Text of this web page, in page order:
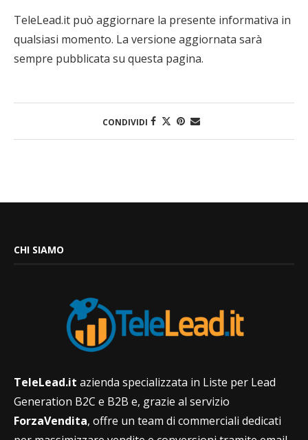
TeleLead.it può aggiornare la presente informativa in
qualsiasi momento. La versione aggiornata sarà
sempre pubblicata su questa pagina.
CONDIVIDI
CHI SIAMO
TeleLead.it azienda specializzata in Liste per Lead
Generation B2C e B2B e, grazie al servizio
ForzaVendita, offre un team di commerciali dedicati